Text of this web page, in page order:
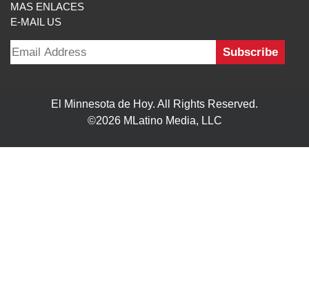
MAS ENLACES
E-MAIL US
El Minnesota de Hoy. All Rights Reserved.
©2026 MLatino Media, LLC